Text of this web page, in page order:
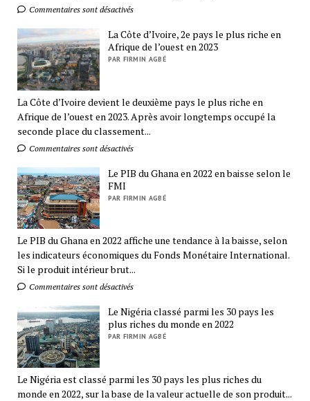
Commentaires sont désactivés
La Côte d’Ivoire, 2e pays le plus riche en
Afrique de l’ouest en 2023
PAR FIRMIN AGBÉ
La Côte d’Ivoire devient le deuxième pays le plus riche en
Afrique de l’ouest en 2023. Après avoir longtemps occupé la
seconde place du classement...
Commentaires sont désactivés
Le PIB du Ghana en 2022 en baisse selon le
FMI
PAR FIRMIN AGBÉ
Le PIB du Ghana en 2022 affiche une tendance à la baisse, selon
les indicateurs économiques du Fonds Monétaire International.
Si le produit intérieur brut...
Commentaires sont désactivés
Le Nigéria classé parmi les 30 pays les
plus riches du monde en 2022
PAR FIRMIN AGBÉ
Le Nigéria est classé parmi les 30 pays les plus riches du
monde en 2022, sur la base de la valeur actuelle de son produit...